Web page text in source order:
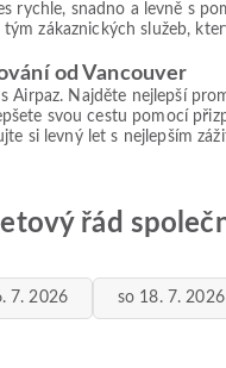
rychle, snadno a levně s
zákaznických služeb,
od Vancouver
Airpaz. Najděte nejlepší
svou cestu pomocí
si levný let s nejlepším
řád
7. 2026 so 18. 7. 2026